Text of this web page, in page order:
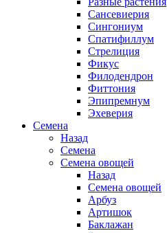
Сансевиерия
Сингониум
Спатифиллум
Стрелиция
Фикус
Филодендрон
Фиттония
Эпипремнум
Эхеверия
Семена
Назад
Семена
Семена овощей
Назад
Семена овощей
Арбуз
Артишок
Баклажан